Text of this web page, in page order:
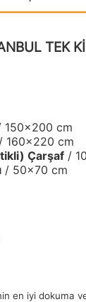
TEK
150x200 cm
/ 160x220 cm
Çarşaf /
/ 50x70 cm
en iyi dokuma